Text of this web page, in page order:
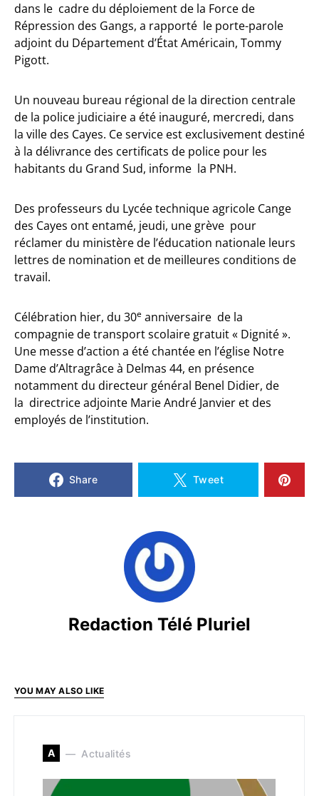
dans le cadre du déploiement de la Force de
Répression des Gangs, a rapporté le porte-parole
adjoint du Département d’État Américain, Tommy
Pigott.
Un nouveau bureau régional de la direction centrale
de la police judiciaire a été inauguré, mercredi, dans
la ville des Cayes. Ce service est exclusivement destiné
à la délivrance des certificats de police pour les
habitants du Grand Sud, informe la PNH.
Des professeurs du Lycée technique agricole Cange
des Cayes ont entamé, jeudi, une grève pour
réclamer du ministère de l’éducation nationale leurs
lettres de nomination et de meilleures conditions de
travail.
Célébration hier, du 30e anniversaire de la
compagnie de transport scolaire gratuit « Dignité ».
Une messe d’action a été chantée en l’église Notre
Dame d’Altragrâce à Delmas 44, en présence
notamment du directeur général Benel Didier, de
la directrice adjointe Marie André Janvier et des
employés de l’institution.
Share Tweet
Redaction Télé Pluriel
YOU MAY ALSO LIKE
A Actualités